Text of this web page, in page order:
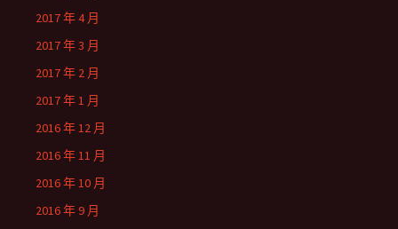
2017 年 4 月
2017 年 3 月
2017 年 2 月
2017 年 1 月
2016 年 12 月
2016 年 11 月
2016 年 10 月
2016 年 9 月